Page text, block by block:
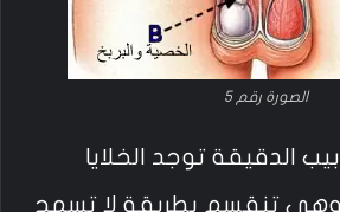
الصورة رقم 5
الدقيقة توجد الخلايا
وهي تنقسم بطريقة لا تسمح